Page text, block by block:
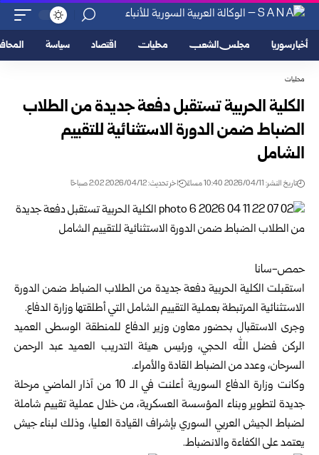
أخبار سوريا مجلس الشعب محليات اقتصاد سياسة
محليات
الكلية الحربية تستقبل دفعة جديدة من الطلاب
الضباط ضمن الدورة الاستثنائية للتقييم
الشامل
تاريخ النشر: 2026/04/11 10:40 مساءً اخر تحديث: 2026/04/12 2:02 صباحًا
حمص-سانا
استقبلت الكلية الحربية دفعة جديدة من الطلاب الضباط ضمن الدورة
الاستثنائية المرتبطة بعملية التقييم الشامل التي أطلقتها وزارة الدفاع.
وجرى الاستقبال بحضور معاون وزير الدفاع للمنطقة الوسطى العميد
الركن فضل الله الحجي، ورئيس هيئة التدريب العميد عبد الرحمن
السرحان، وعدد من الضباط القادة والأمراء.
وكانت وزارة الدفاع السورية أعلنت في الـ 10 من آذار الماضي مرحلة
جديدة لتطوير وبناء المؤسسة العسكرية، من خلال عملية تقييم شاملة
لضباط الجيش العربي السوري بإشراف القيادة العليا، وذلك لبناء جيش
يعتمد على الكفاءة والانضباط.